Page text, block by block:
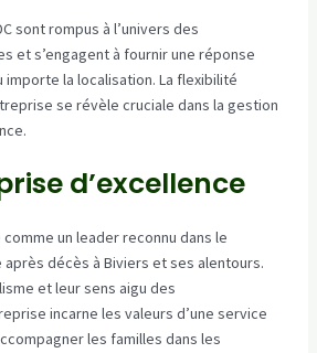
sont rompus à l’univers des
et s’engagent à fournir une réponse
la localisation. La flexibilité
se révèle cruciale dans la gestion
d’excellence
comme un leader reconnu dans le
décès à Biviers et ses alentours.
et leur sens aigu des
incarne les valeurs d’une service
les familles dans les